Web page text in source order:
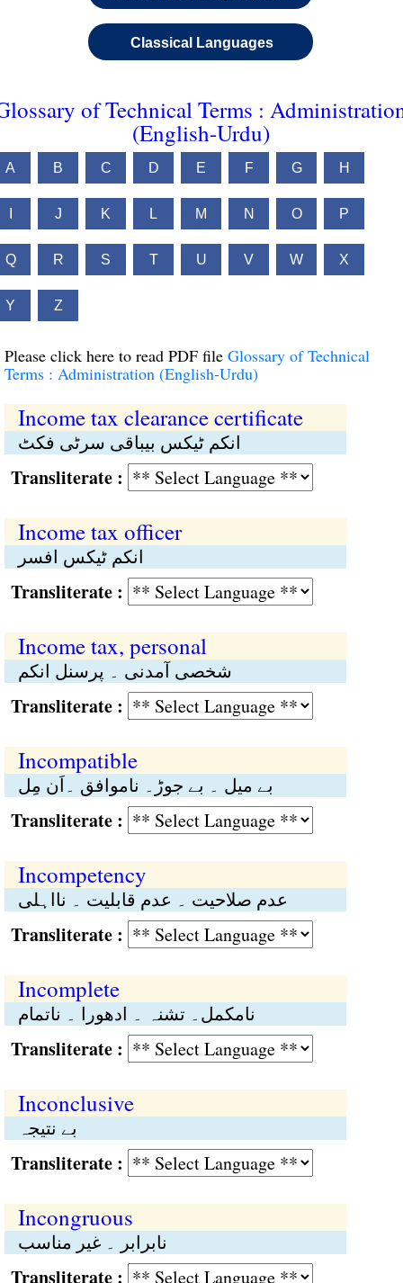
Classical Languages
of Technical Terms :
(English-Urdu)
A B C D E F G H
J K L M N O P
Q R S T U V W X
Y Z
Please click here to read PDF file Glossary of Technical
Terms : Administration (English-Urdu)
Income tax clearance certificate
انکم ٹیکس بیباقی سرٹی فکٹ
:
Income tax officer
انکم ٹیکس افسر
:
Income tax, personal
شخصی آمدنی ۔ پرسنل انکم
:
Incompatible
بے میل ۔ بے جوڑ۔ ناموافق ۔اَن مِل
:
Incompetency
عدم صلاحیت ۔ عدم قابلیت ۔ نااہلی
:
Incomplete
نامکمل۔ تشنہ ۔ ادھورا ۔ ناتمام
:
Inconclusive
بے نتیجہ
:
Incongruous
نابرابر ۔ غیر مناسب
: